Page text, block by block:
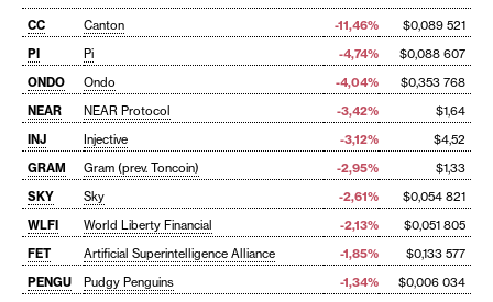
CC Canton -11,46%
$0,089 521
PI
Pi -4,74%
$0,088 607
ONDO
Ondo -4,04%
$0,353 768
NEAR
NEAR Protocol -3,42%
$1,64
INJ
Injective -3,12%
$4,52
GRAM
Gram (prev. Toncoin) -2,95%
$1,33
SKY
Sky -2,61%
$0,054 821
WLFI
World Liberty Financial -2,13%
$0,051 805
FET
Artificial Superintelligence Alliance -1,85%
$0,133 577
PENGU
Pudgy Penguins -1,34% $0,006 034